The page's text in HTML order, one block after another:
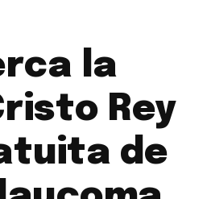
la
Rey
de